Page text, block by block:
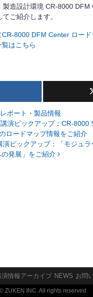
製造設計環境 CR-8000 DFM
ご紹介します。
8000 DFM Center ロード
はこちら
ポート ・ 製品情報
ーション
演ピックアップ：CR-8000
ロードマップ情報をご紹介
演ピックアップ：「モジュ
発展」をご紹介
演情報アーカイブ NEWS お問
ZUKEN INC. All rights reserved.